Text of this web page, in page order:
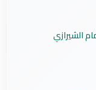
الشيرازي